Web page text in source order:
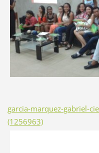
garcia-marquez-gabriel-
(1256963)